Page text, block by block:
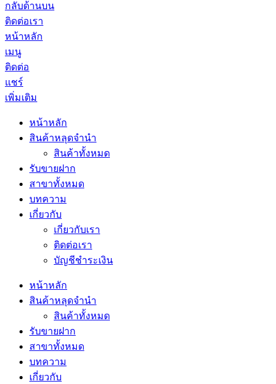
กลับด้านบน
ติดต่อเรา
หน้าหลัก
เมนู
ติดต่อ
แชร์
เพิ่มเติม
หน้าหลัก
สินค้าหลุดจำนำ
สินค้าทั้งหมด
รับขายฝาก
สาขาทั้งหมด
บทความ
เกี่ยวกับ
เกี่ยวกับเรา
ติดต่อเรา
บัญชีชำระเงิน
หน้าหลัก
สินค้าหลุดจำนำ
สินค้าทั้งหมด
รับขายฝาก
สาขาทั้งหมด
บทความ
เกี่ยวกับ